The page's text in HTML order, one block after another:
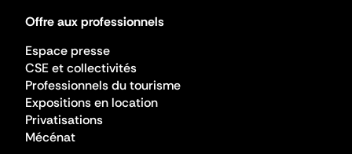
Offre aux professionnels
Espace presse
CSE et collectivités
Professionnels du tourisme
Expositions en location
Privatisations
Mécénat